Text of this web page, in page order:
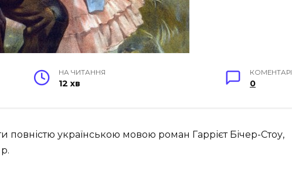
НА ЧИТАННЯ
12 хв
КОМЕНТАРІ
0
повністю українською мовою роман Гаррієт Бічер-Стоу,
.